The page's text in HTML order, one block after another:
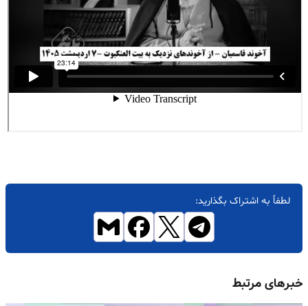
لطفاً به اشتراک بگذارید:
خبرهای مرتبط